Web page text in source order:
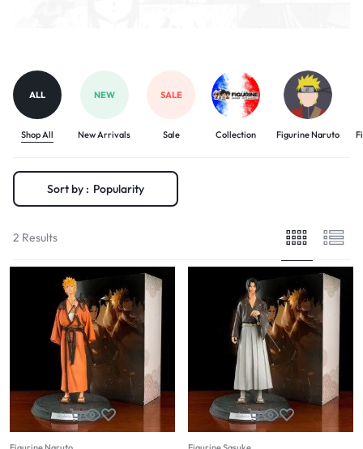
ALL
Shop All
NEW
New Arrivals
SALE
Sale Collection Figurine Naruto
Sort by : Popularity
2 Results